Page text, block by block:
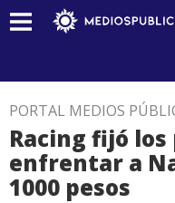
PORTAL MEDIOS
Racing fijó
enfrentar a
1000 pesos